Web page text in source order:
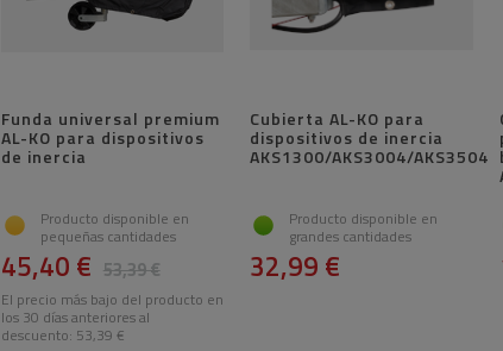
Funda universal premium
AL-KO para dispositivos
de inercia
Producto disponible en
pequeñas cantidades
53,39 €
45,40 €
El precio más bajo del producto en
los 30 días anteriores al
descuento: 53,39 €
Cubierta AL-KO para
dispositivos de inercia
AKS1300/AKS3004/AKS3504
Producto disponible en
grandes cantidades
32,99 €